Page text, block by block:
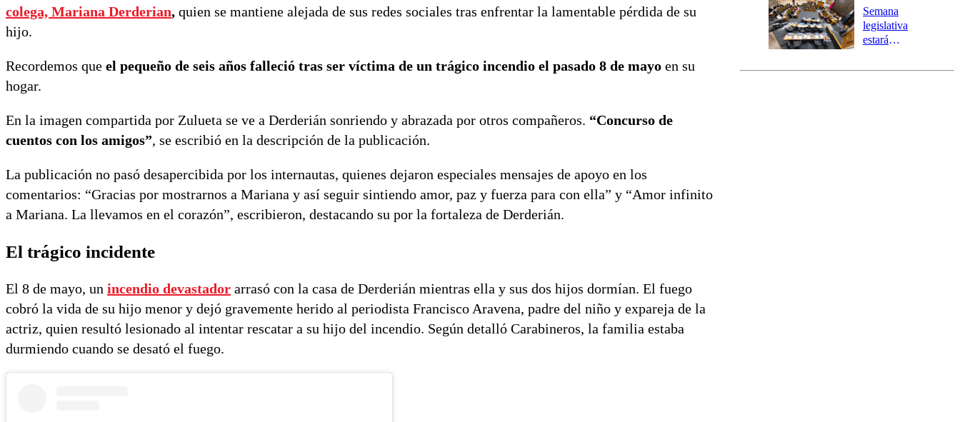
colega, Mariana Derderian, quien se mantiene alejada de sus redes sociales tras enfrentar la lamentable pérdida de su
hijo.
Recordemos que el pequeño de seis años falleció tras ser víctima de un trágico incendio el pasado 8 de mayo en su
hogar.
En la imagen compartida por Zulueta se ve a Derderián sonriendo y abrazada por otros compañeros. “Concurso de
cuentos con los amigos”, se escribió en la descripción de la publicación.
La publicación no pasó desapercibida por los internautas, quienes dejaron especiales mensajes de apoyo en los
comentarios: “Gracias por mostrarnos a Mariana y así seguir sintiendo amor, paz y fuerza para con ella” y “Amor infinito
a Mariana. La llevamos en el corazón”, escribieron, destacando su por la fortaleza de Derderián.
El trágico incidente
El 8 de mayo, un incendio devastador arrasó con la casa de Derderián mientras ella y sus dos hijos dormían. El fuego
cobró la vida de su hijo menor y dejó gravemente herido al periodista Francisco Aravena, padre del niño y expareja de la
actriz, quien resultó lesionado al intentar rescatar a su hijo del incendio. Según detalló Carabineros, la familia estaba
durmiendo cuando se desató el fuego.
Preventiva en
tres comunas
Semana
legislativa
estará
el fin de la